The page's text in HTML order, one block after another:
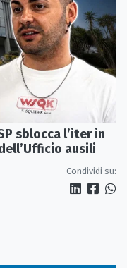
sblocca l’iter in
ausili
Condividi su: